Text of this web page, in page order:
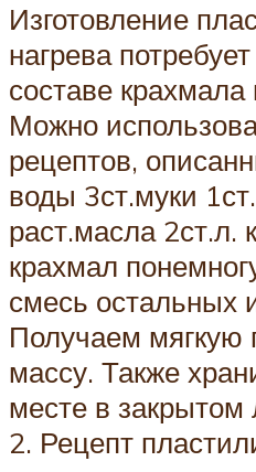
Изготовление
нагрева
составе крахмала
Можно
рецептов,
воды 3ст.муки
раст.масла 2ст.л.
крахмал
смесь остальных
Получаем мягкую
массу. Также
месте в закрытом
2. Рецепт